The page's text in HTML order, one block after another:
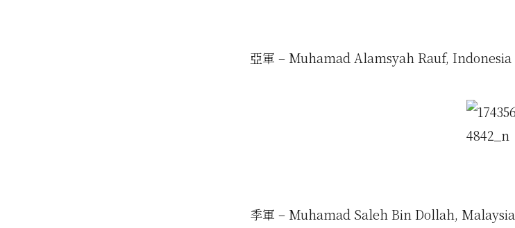
亞軍 – Muhamad Alamsyah Rauf, Indonesia
季軍 – Muhamad Saleh Bin Dollah, Malaysia